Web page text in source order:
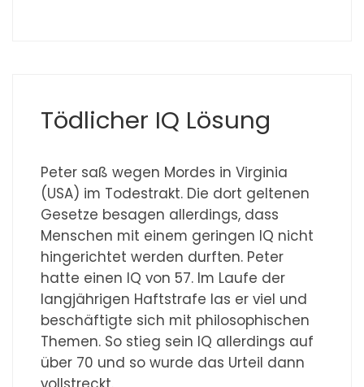
Tödlicher IQ Lösung
Peter saß wegen Mordes in Virginia
(USA) im Todestrakt. Die dort geltenen
Gesetze besagen allerdings, dass
Menschen mit einem geringen IQ nicht
hingerichtet werden durften. Peter
hatte einen IQ von 57. Im Laufe der
langjährigen Haftstrafe las er viel und
beschäftigte sich mit philosophischen
Themen. So stieg sein IQ allerdings auf
über 70 und so wurde das Urteil dann